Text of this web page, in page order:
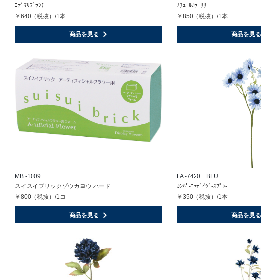
ｺﾃﾞﾏﾘﾌﾞﾗﾝﾁ
￥640（税抜）/1本
商品を見る
ﾅﾁｭｰﾙｶﾗｰﾘﾘｰ
￥850（税抜）/1本
商品を見る
MB -1009
スイスイブリックゾウカヨウ ハード
￥800（税抜）/1コ
商品を見る
FA -7420 BLU
ｶﾝﾊﾟ-ﾆｭﾃﾞｲｼﾞ-ｽﾌﾟﾚ-
￥350（税抜）/1本
商品を見る